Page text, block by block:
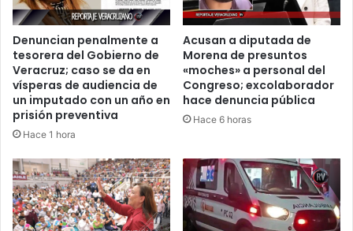
Denuncian penalmente a
tesorera del Gobierno de
Veracruz; caso se da en
vísperas de audiencia de
un imputado con un año en
prisión preventiva
Hace 1 hora
Acusan a diputada de
Morena de presuntos
«moches» a personal del
Congreso; excolaborador
hace denuncia pública
Hace 6 horas